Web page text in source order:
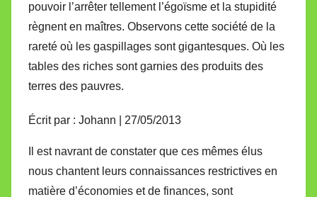
pouvoir l’arrêter tellement l’égoïsme et la stupidité
règnent en maîtres. Observons cette société de la
rareté où les gaspillages sont gigantesques. Où les
tables des riches sont garnies des produits des
terres des pauvres.
Écrit par : Johann | 27/05/2013
Il est navrant de constater que ces mêmes élus
nous chantent leurs connaissances restrictives en
matière d’économies et de finances, sont